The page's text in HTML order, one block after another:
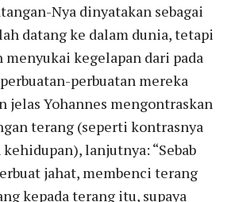
Nya dinyatakan sebagai
datang ke dalam dunia, tetapi
menyukai kegelapan dari pada
perbuatan mereka
jelas Yohannes mengontraskan
terang (seperti kontrasnya
lanjutnya: “Sebab
jahat, membenci terang
kepada terang itu, supaya